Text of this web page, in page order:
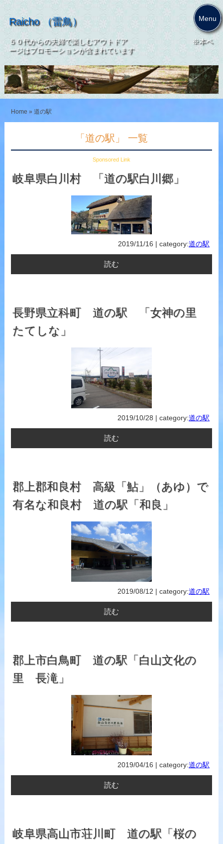
Raicho （雷鳥）
５０代からの夫婦で楽しむアウトドア ※本ペ
ージはプロモーションが含まれています
Home » 道の駅
「道の駅」 一覧
Sponsored Link
岐阜県白川村 「道の駅白川郷」
2019/11/16 | category:道の駅
読む
長野県立科町 道の駅 「女神の里
たてしな」
2019/10/28 | category:道の駅
読む
郡上郡和良村 高級「鮎」（あゆ）で
有名な和良村 道の駅「和良」
2019/08/12 | category:道の駅
読む
郡上市白鳥町 道の駅「白山文化の
里 長滝」
2019/04/16 | category:道の駅
読む
岐阜県高山市荘川町 道の駅「桜の
Menu